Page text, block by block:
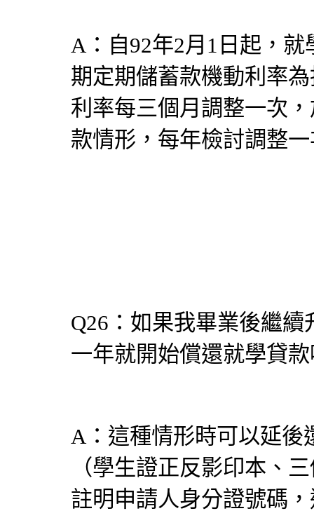
A：自92年2月1日起，
期定期儲蓄款機動利率
利率每三個月調整一次
款情形，每年檢討調整
Q26：如果我畢業後繼
一年就開始償還就學貸
A：這種情形時可以延後
（學生證正反影印本、
註明申請人身分證號碼